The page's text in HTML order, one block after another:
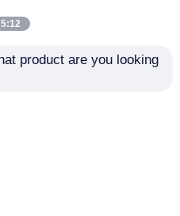
5:12 PM
product are you looking